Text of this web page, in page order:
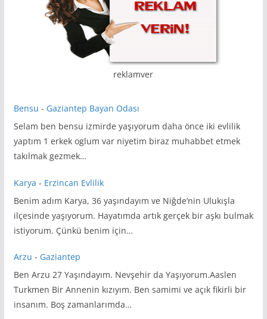
reklamver
Bensu - Gaziantep Bayan Odası
Selam ben bensu izmirde yaşıyorum daha önce iki evlilik
yaptım 1 erkek oglum var niyetim biraz muhabbet etmek
takılmak gezmek…
Karya - Erzincan Evlilik
Benim adım Karya, 36 yaşındayım ve Niğde’nin Ulukışla
ilçesinde yaşıyorum. Hayatımda artık gerçek bir aşkı bulmak
istiyorum. Çünkü benim için…
Arzu - Gaziantep
Ben Arzu 27 Yaşındayım. Nevşehir da Yaşıyorum.Aaslen
Turkmen Bir Annenin kızıyım. Ben samimi ve açık fikirli bir
insanım. Boş zamanlarımda…